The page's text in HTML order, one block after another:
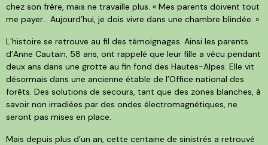
chez son frère, mais ne travaille plus. « Mes parents doivent tout
me payer… Aujourd’hui, je dois vivre dans une chambre blindée. »
L’histoire se retrouve au fil des témoignages. Ainsi les parents
d’Anne Cautain, 58 ans, ont rappelé que leur fille a vécu pendant
deux ans dans une grotte au fin fond des Hautes-Alpes. Elle vit
désormais dans une ancienne étable de l’Office national des
forêts. Des solutions de secours, tant que des zones blanches, à
savoir non irradiées par des ondes électromagnétiques, ne
seront pas mises en place.
Mais depuis plus d’un an, cette centaine de sinistrés a retrouvé